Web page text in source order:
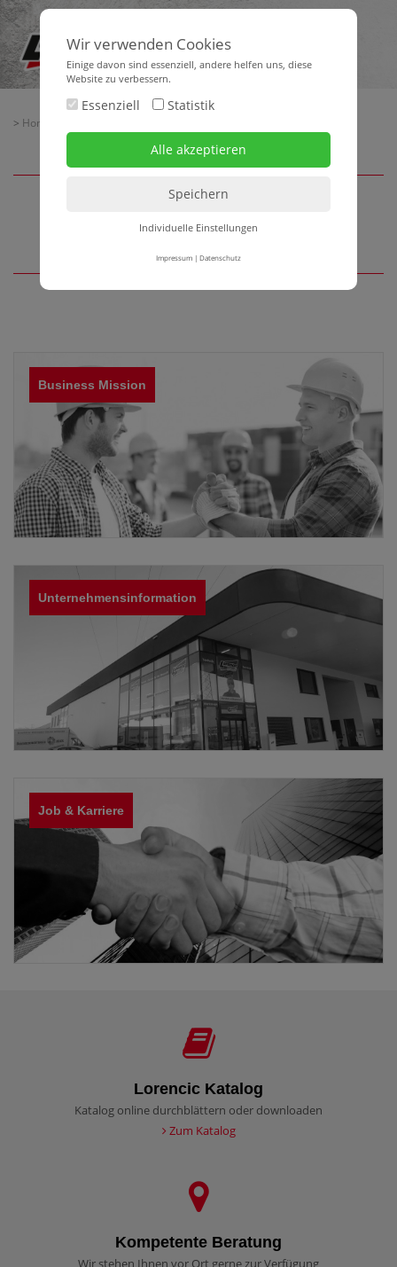
> Home
Unternehmen
Business Mission
Unternehmensinformation
Job & Karriere
Lorencic Katalog
Katalog online durchblättern oder downloaden
Zum Katalog
Kompetente Beratung
Wir verwenden Cookies
Einige davon sind essenziell, andere helfen uns, diese
Website zu verbessern.
Essenziell Statistik
Individuelle Einstellungen
Impressum| Datenschutz